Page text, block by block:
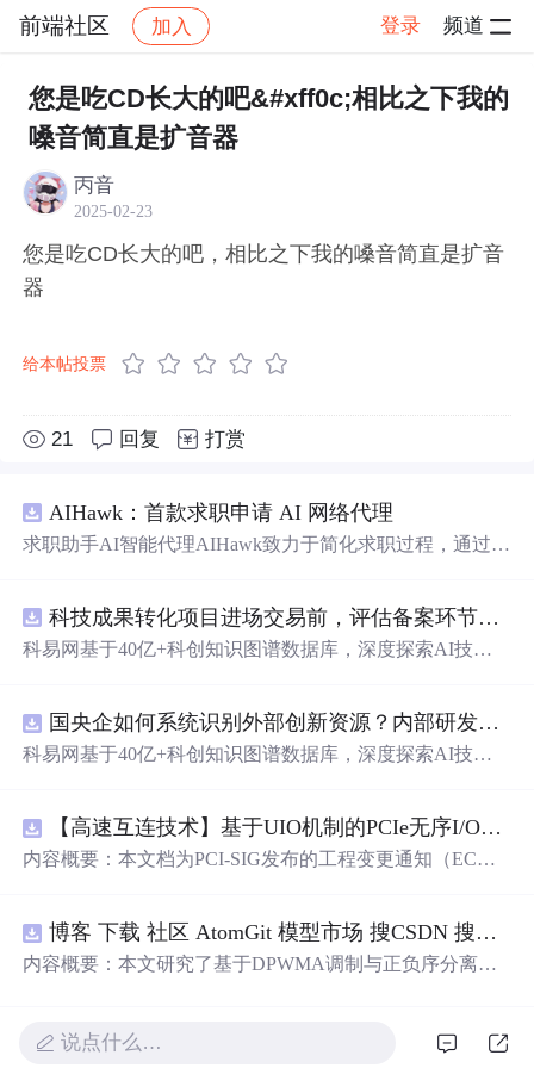
前端社区 加入 登录 频道
社区 前端社区 感慨 帖子详情
您是吃CD长大的吧&#xff0c;相比之下我的
嗓音简直是扩音器
丙音
2025-02-23
您是吃CD长大的吧，相比之下我的嗓音简直是扩音
器
给本帖投票
21 回复 打赏
AIHawk：首款求职申请 AI 网络代理
求职助手AI智能代理AIHawk致力于简化求职过程，通过自
科技成果转化项目进场交易前，评估备案环节需要准备哪些材料？.docx
科易网基于40亿+科创知识图谱数据库，深度探索AI技术
新领域的AI+数智化解决方案，推动科技创新与产业创新
智能化发展。
国央企如何系统识别外部创新资源？内部研发体系完善，但对外部高校、中小科技企业技术能力缺乏动态认知。.docx
科易网基于40亿+科创知识图谱数据库，深度探索AI技术
新领域的AI+数智化解决方案，推动科技创新与产业创新
智能化发展。
【高速互连技术】基于UIO机制的PCIe无序I/O扩展：多路径架构下内存请求的高性能传输与排序控制方案设计
内容概要：本文档为PCI-SIG发布的工程变更通知（EC
规则对多路径拓扑和高性能IO系统的限制。UIO基于Flit模
式，定义了一套新的TLP（事务层包）类型和规则，允许
细说明了UIO
博客 下载 社区 AtomGit 模型市场 搜CSDN 搜索 AI 搜索 会员中心 创作中心 基于DPWMA调制与正负序分离的ANPC三电平并网逆变器前馈控制策略研究（Simulink仿真实现）
内容概要：本文研究了基于DPWMA调制与正负序分离的
及动态响应速度不足等问题。通过采用有源中点箝位（AN
说点什么…